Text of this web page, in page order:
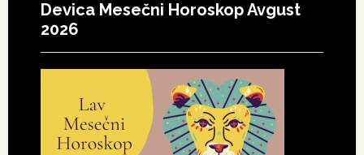
Devica Mesečni Horoskop Avgust
2026